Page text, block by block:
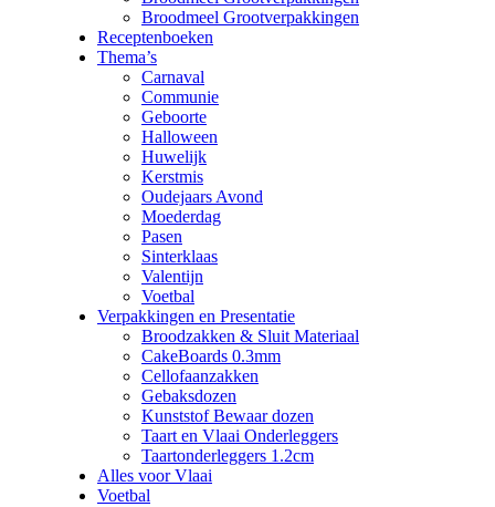
Broodmeel Grootverpakkingen
Receptenboeken
Thema’s
Carnaval
Communie
Geboorte
Halloween
Huwelijk
Kerstmis
Oudejaars Avond
Moederdag
Pasen
Sinterklaas
Valentijn
Voetbal
Verpakkingen en Presentatie
Broodzakken & Sluit Materiaal
CakeBoards 0.3mm
Cellofaanzakken
Gebaksdozen
Kunststof Bewaar dozen
Taart en Vlaai Onderleggers
Taartonderleggers 1.2cm
Alles voor Vlaai
Voetbal